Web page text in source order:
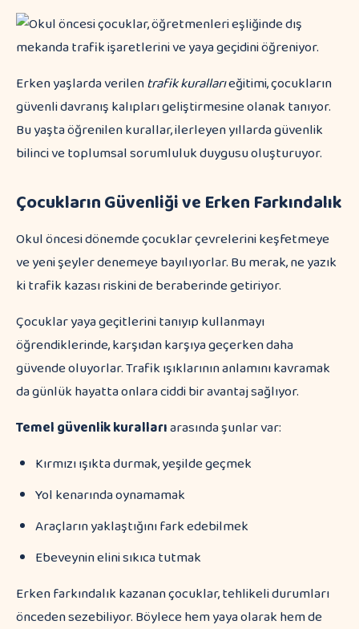
Erken yaşlarda verilentrafik kurallarıeğitimi, çocukların
güvenli davranış kalıpları geliştirmesine olanak tanıyor.
Bu yaşta öğrenilen kurallar, ilerleyen yıllarda güvenlik
bilinci ve toplumsal sorumluluk duygusu oluşturuyor.
Çocukların Güvenliği ve Erken Farkındalık
Okul öncesi dönemde çocuklar çevrelerini keşfetmeye
ve yeni şeyler denemeye bayılıyorlar. Bu merak, ne yazık
ki trafik kazası riskini de beraberinde getiriyor.
Çocuklar yaya geçitlerini tanıyıp kullanmayı
öğrendiklerinde, karşıdan karşıya geçerken daha
güvende oluyorlar. Trafik ışıklarının anlamını kavramak
da günlük hayatta onlara ciddi bir avantaj sağlıyor.
Temel güvenlik kurallarıarasında şunlar var:
Kırmızı ışıkta durmak, yeşilde geçmek
Yol kenarında oynamamak
Araçların yaklaştığını fark edebilmek
Ebeveynin elini sıkıca tutmak
Erken farkındalık kazanan çocuklar, tehlikeli durumları
önceden sezebiliyor. Böylece hem yaya olarak hem de